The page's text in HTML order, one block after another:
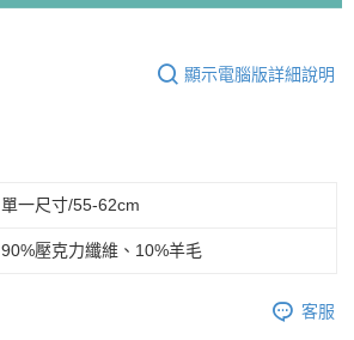
顯示電腦版詳細說明
單一尺寸/55-62cm
90%壓克力纖維、10%羊毛
客服